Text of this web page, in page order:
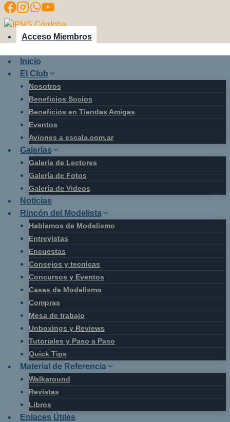
Saltar
al
contenido
Acceso Miembros
Inicio
El Club
Nosotros
Beneficios Socios
Beneficios en Tiendas Amigas
Eventos
Aviones a escala.com.ar
Galerías
Galería de Lectores
Galería de Fotos
Galería de Videos
Noticias
Rincón del Modelista
Hablemos de Modelismo
Entrevistas
Encuestas
Consejos y tecnicas
Concursos y Eventos
Casas de Modelismo
Compras
Mesa de trabajo
Unboxings y Reviews
Tutoriales y Paso a Paso
Quick Tips
Material de Referencia
Walkaround
Revistas
Libros
Enlaces Útiles